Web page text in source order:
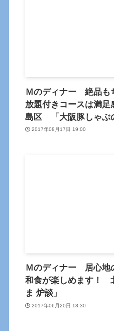
Ｍのディナー 絶品も
放題付きコースは満
島区 「大阪豚しゃぶ
2017年08月17日 19:00
Ｍのディナー 居心地
和食が楽しめます！
ま 炉談」
2017年06月20日 18:30